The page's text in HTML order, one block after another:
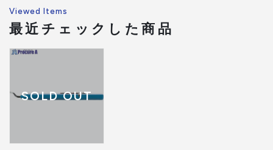
Viewed Items
最近チェックした商品
SOLD OUT